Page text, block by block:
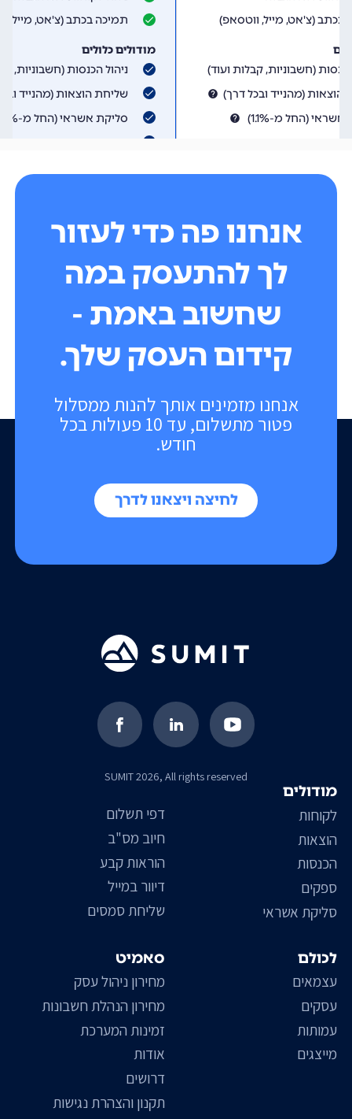
אנחנו מזמינים אותך להנות ממסלול
פטור מתשלום, עד 10 פעולות בכל
חודש.
לחיצה ויצאנו לדרך
אנחנו פה כדי לעזור
לך להתעסק במה
שחשוב באמת -
קידום העסק שלך.
SUMIT 2026, All rights reserved
סאמיט
מחירון ניהול עסק
מחירון הנהלת חשבונות
זמינות המערכת
אודות
דרושים
תקנון והצהרת נגישות
דפי תשלום
חיוב מס"ב
הוראות קבע
דיוור במייל
שליחת סמסים
מודולים
לקוחות
הוצאות
הכנסות
ספקים
סליקת אשראי
לכולם
עצמאים
עסקים
עמותות
מייצגים